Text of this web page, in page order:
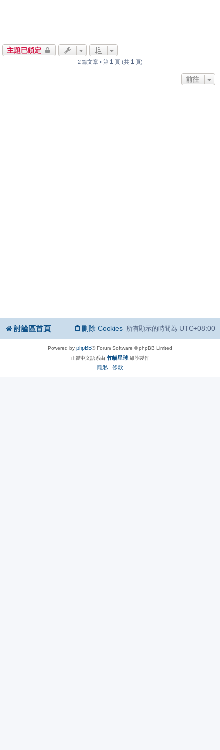
主題已鎖定
2 篇文章 • 第 1 頁 (共 1 頁)
前往
討論區首頁 所有顯示的時間為 UTC+08:00
刪除 Cookies
Powered by phpBB® Forum Software © phpBB Limited
正體中文語系由 竹貓星球 維護製作
隱私 | 條款